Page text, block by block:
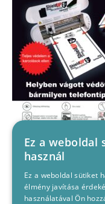
Ez a weboldal
használ
Ez a weboldal sütiket
élmény javítása
használatával Ön